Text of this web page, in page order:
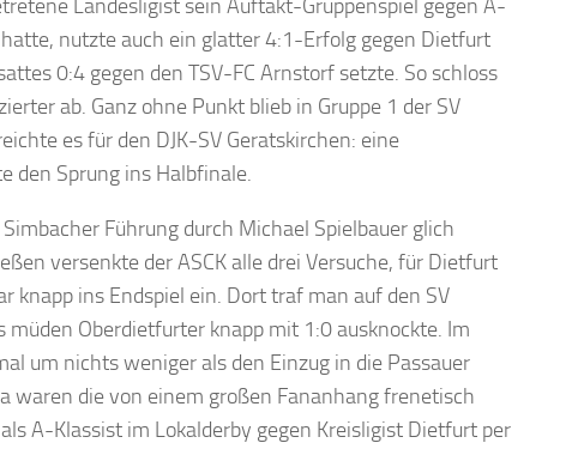
Landesligist sein Auftakt-Gruppenspiel gegen A-
nutzte auch ein glatter 4:1-Erfolg gegen Dietfurt
0:4 gegen den TSV-FC Arnstorf setzte. So schloss
ab. Ganz ohne Punkt blieb in Gruppe 1 der SV
es für den DJK-SV Geratskirchen: eine
den Sprung ins Halbfinale.
Führung durch Michael Spielbauer glich
versenkte der ASCK alle drei Versuche, für Dietfurt
knapp ins Endspiel ein. Dort traf man auf den SV
Oberdietfurter knapp mit 1:0 ausknockte. Im
um nichts weniger als den Einzug in die Passauer
waren die von einem großen Fananhang frenetisch
A-Klassist im Lokalderby gegen Kreisligist Dietfurt per